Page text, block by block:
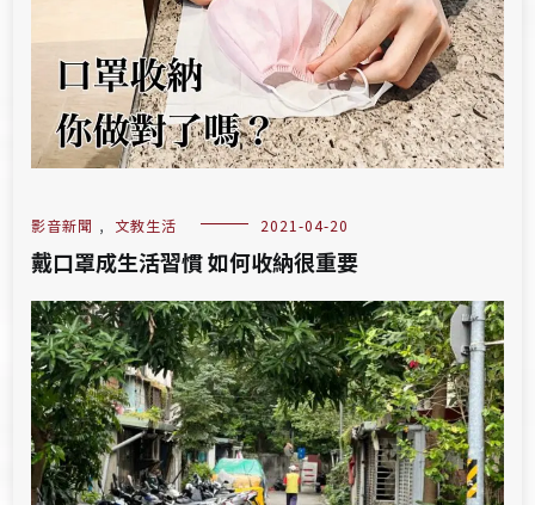
影音新聞 , 文教生活 2021-04-20
戴口罩成生活習慣 如何收納很重要